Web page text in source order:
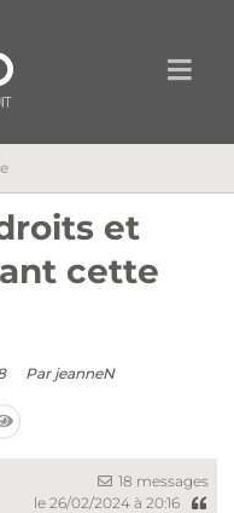
et
cette
Par jeanneN
18 messages
le 26/02/2024 à 20:16